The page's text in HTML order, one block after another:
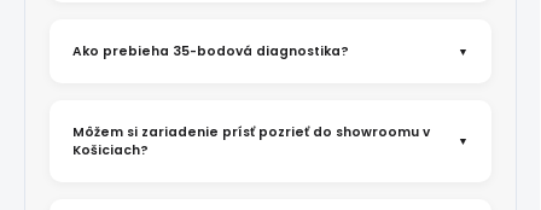
Ako prebieha 35-bodová diagnostika?
Môžem si zariadenie prísť pozrieť do showroomu v
Košiciach?